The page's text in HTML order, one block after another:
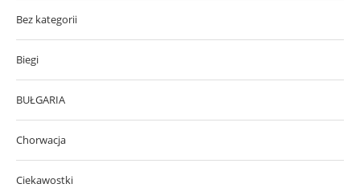
Bez kategorii
Biegi
BUŁGARIA
Chorwacja
Ciekawostki